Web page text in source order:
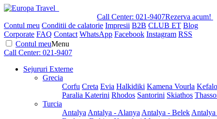
Call Center: 021-9407Rezerva acum!
Contul meu Conditii de calatorie Impresii B2B CLUB ET Blog
Corporate FAQ Contact WhatsApp Facebook Instagram RSS
Contul meuMenu
Call Center: 021-9407
Sejururi Externe
Grecia
Corfu Creta Evia Halkidiki Kamena Vourla
Paralia Katerini Rhodos Santorini Skiathos
Turcia
Antalya Antalya - Alanya Antalya - Belek